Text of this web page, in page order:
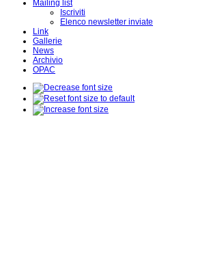
Mailing list
Iscriviti
Elenco newsletter inviate
Link
Gallerie
News
Archivio
OPAC